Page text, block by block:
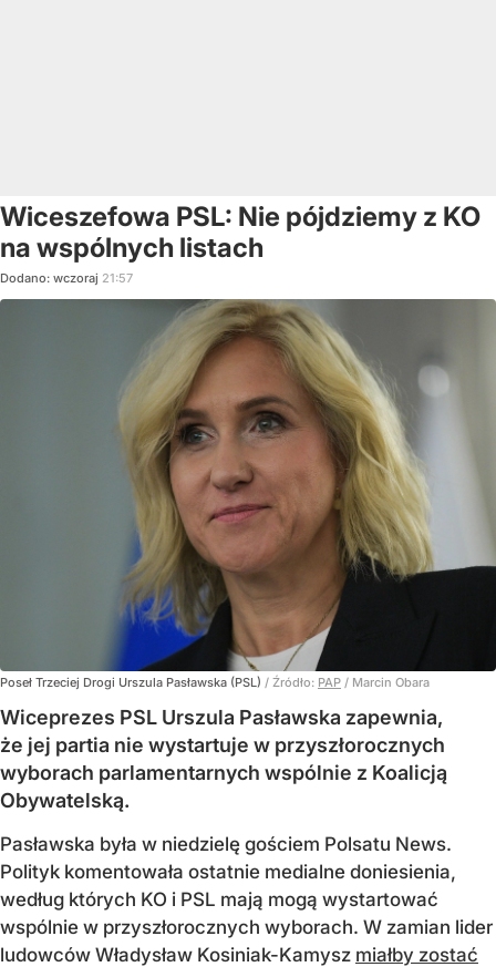
Wiceszefowa PSL: Nie pójdziemy z KO
na wspólnych listach
Dodano: wczoraj 21:57
Poseł Trzeciej Drogi Urszula Pasławska (PSL) / Źródło: PAP / Marcin Obara
Wiceprezes PSL Urszula Pasławska zapewnia,
że jej partia nie wystartuje w przyszłorocznych
wyborach parlamentarnych wspólnie z Koalicją
Obywatelską.
Pasławska była w niedzielę gościem Polsatu News.
Polityk komentowała ostatnie medialne doniesienia,
według których KO i PSL mają mogą wystartować
wspólnie w przyszłorocznych wyborach. W zamian lider
ludowców Władysław Kosiniak-Kamysz miałby zostać